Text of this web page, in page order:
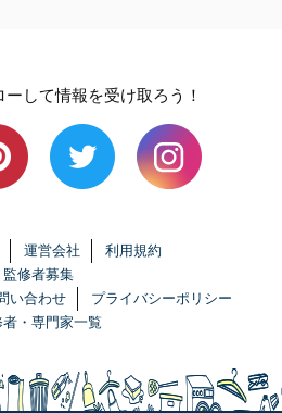
して情報を受け取ろう！
運営会社
利用規約
監修者募集
い合わせ
プライバシーポリシー
者・専門家一覧